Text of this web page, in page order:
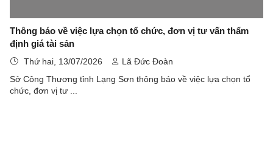
Thông báo về việc lựa chọn tổ chức, đơn vị tư vấn thẩm
định giá tài sản
Thứ hai, 13/07/2026
Lã Đức Đoàn
Sở Công Thương tỉnh Lạng Sơn thông báo về việc lựa chọn tổ
chức, đơn vị tư ...